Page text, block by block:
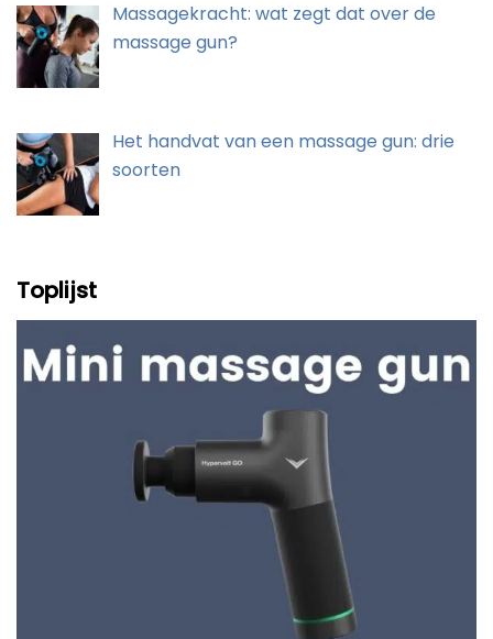
Massagekracht: wat zegt dat over de
massage gun?
Het handvat van een massage gun: drie
soorten
Toplijst